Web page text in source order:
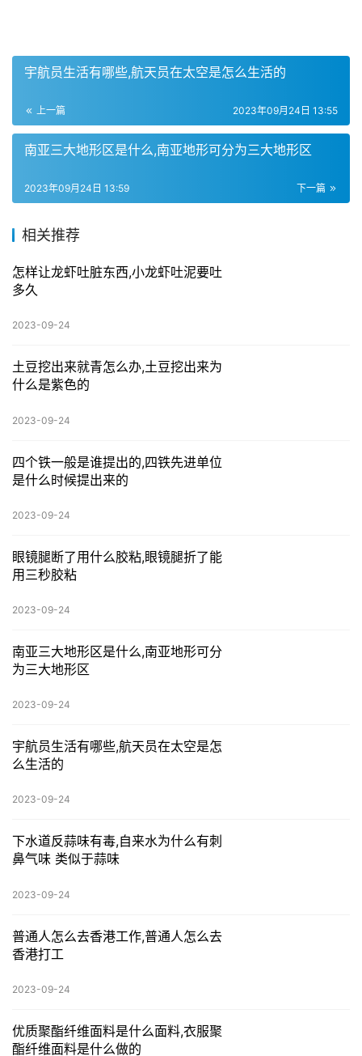
宇航员生活有哪些,航天员在太空是怎么生活的
上一篇 2023年09月24日 13:55
南亚三大地形区是什么,南亚地形可分为三大地形区
下一篇
2023年09月24日 13:59
相关推荐
怎样让龙虾吐脏东西,小龙虾吐泥要吐
多久
2023-09-24
土豆挖出来就青怎么办,土豆挖出来为
什么是紫色的
2023-09-24
四个铁一般是谁提出的,四铁先进单位
是什么时候提出来的
2023-09-24
眼镜腿断了用什么胶粘,眼镜腿折了能
用三秒胶粘
2023-09-24
南亚三大地形区是什么,南亚地形可分
为三大地形区
2023-09-24
宇航员生活有哪些,航天员在太空是怎
么生活的
2023-09-24
下水道反蒜味有毒,自来水为什么有刺
鼻气味 类似于蒜味
2023-09-24
普通人怎么去香港工作,普通人怎么去
香港打工
2023-09-24
优质聚酯纤维面料是什么面料,衣服聚
酯纤维面料是什么做的